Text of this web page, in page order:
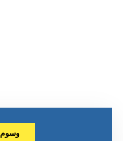
وسوم